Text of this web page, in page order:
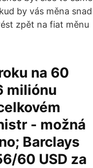
by vás měna snad
zpět na fiat měnu
na 60
miliónu
- možná
Barclays
60 USD za